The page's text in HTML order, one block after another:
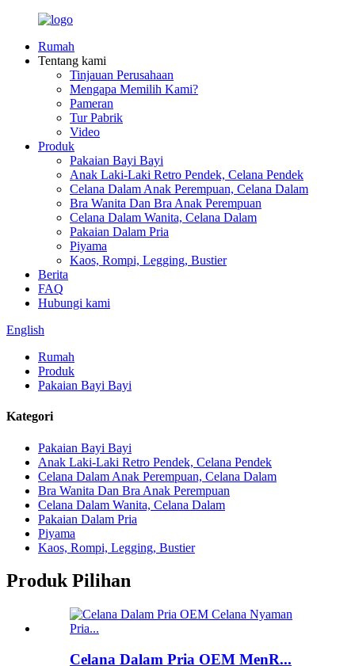
Rumah
Tentang kami
Tinjauan Perusahaan
Mengapa Memilih Kami?
Pameran
Tur Pabrik
Video
Produk
Pakaian Bayi Bayi
Anak Laki-Laki Retro Pendek, Celana Pendek
Celana Dalam Anak Perempuan, Celana Dalam
Bra Wanita Dan Bra Anak Perempuan
Celana Dalam Wanita, Celana Dalam
Pakaian Dalam Pria
Piyama
Kaos, Rompi, Legging, Bustier
Berita
FAQ
Hubungi kami
English
Rumah
Produk
Pakaian Bayi Bayi
Kategori
Pakaian Bayi Bayi
Anak Laki-Laki Retro Pendek, Celana Pendek
Celana Dalam Anak Perempuan, Celana Dalam
Bra Wanita Dan Bra Anak Perempuan
Celana Dalam Wanita, Celana Dalam
Pakaian Dalam Pria
Piyama
Kaos, Rompi, Legging, Bustier
Produk Pilihan
Celana Dalam Pria OEM MenR...